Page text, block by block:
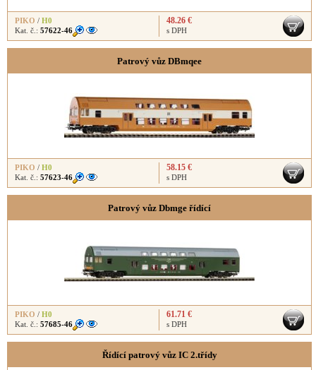
PIKO / H0
Kat. č.: 57622-46
48.26 €
s DPH
Patrový vůz DBmqee
PIKO / H0
Kat. č.: 57623-46
58.15 €
s DPH
Patrový vůz Dbmge řídící
PIKO / H0
Kat. č.: 57685-46
61.71 €
s DPH
Řídící patrový vůz IC 2.třídy